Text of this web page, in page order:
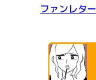
ファンレター